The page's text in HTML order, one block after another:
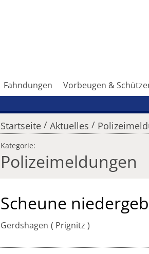
Fahndungen Vorbeugen &
Startseite / Aktuelles /
Kategorie:
Polizeimeldungen
Scheune
Gerdshagen Prignitz